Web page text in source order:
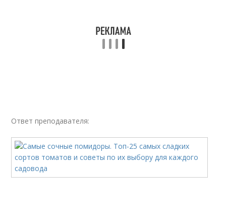
Ответ преподавателя: